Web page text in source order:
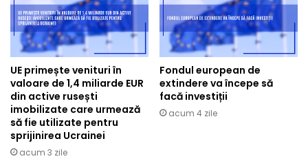
UE primește venituri în
valoare de 1,4 miliarde EUR
din active rusești
imobilizate care urmează
să fie utilizate pentru
sprijinirea Ucrainei
acum 3 zile
Fondul european de
extindere va începe să
facă investiții
acum 4 zile